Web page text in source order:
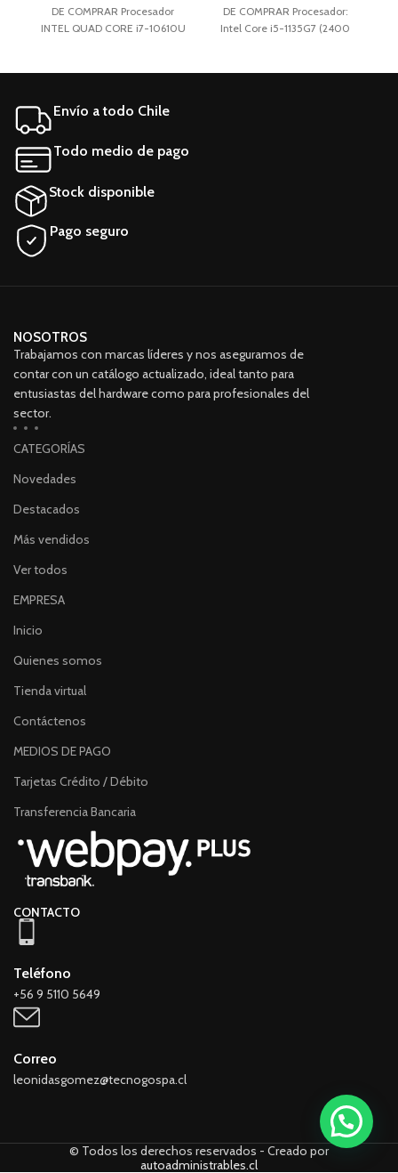
DE COMPRAR Procesador
INTEL QUAD CORE i7-10610U
M.2 PCIe NVMe. Teclado
Retroiluminado Sí, Blanco
DE COMPRAR Procesador:
Intel Core i5-1135G7 (2400
Envío a todo Chile
Todo medio de pago
Stock disponible
Pago seguro
NOSOTROS
Trabajamos con marcas líderes y nos aseguramos de
contar con un catálogo actualizado, ideal tanto para
entusiastas del hardware como para profesionales del
sector.
CATEGORÍAS
Novedades
Destacados
Más vendidos
Ver todos
EMPRESA
Inicio
Quienes somos
Tienda virtual
Contáctenos
MEDIOS DE PAGO
Tarjetas Crédito / Débito
Transferencia Bancaria
CONTACTO
Teléfono
+56 9 5110 5649
Correo
leonidasgomez@tecnogospa.cl
© Todos los derechos reservados - Creado por
autoadministrables.cl